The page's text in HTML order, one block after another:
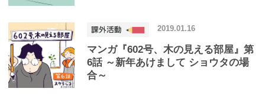
マンガ『602号、木の見える部屋』第
6話 ～新年あけまして ショウタの場
合～
2019.01.16